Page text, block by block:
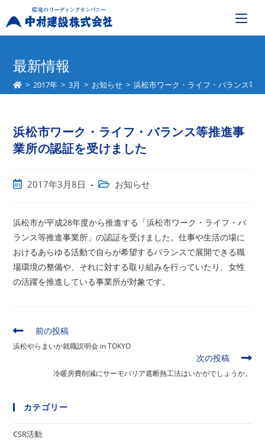
最新情報
> 2017年 > 3月 > お知らせ > 浜松市ワーク・ライフ・バランス等
浜松市ワーク・ライフ・バランス等推進事
業所の認証を受けました
投
開
日:
2017年3月8日
投
テ
ゴ
リ
ー:
お知らせ
浜松市が平成28年度から推進する「浜松市ワーク・ライフ・バ
ランス等推進事業所」の認証を受けました。仕事や生活の場に
おけるあらゆる活動で自らが希望するバランスで展開できる職
場環境の整備や、それに対する取り組みを行っていたり、女性
の活躍を推進している事業所が対象です。
そ
の
他
読
前の投稿
浜松やらまいか就職説明会 in TOKYO
次の投稿
冷暖房費削減にサーモバリア遮断熱工法はいかがでしょうか。
カテゴリー
CSR活動